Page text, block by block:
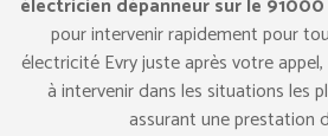
électricien dépanneur sur le 91000
pour intervenir rapidement pour
électricité Evry juste après votre
à intervenir dans les situations les
assurant une prestation